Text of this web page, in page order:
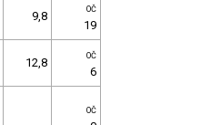
9,8 OČ
19
12,8 OČ
6
OČ